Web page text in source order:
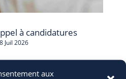
aux
à candidatures
Juil 2026